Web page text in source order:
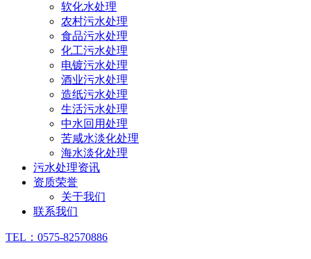
软化水处理
农村污水处理
食品污水处理
化工污水处理
电镀污水处理
酒业污水处理
造纸污水处理
生活污水处理
中水回用处理
苦咸水淡化处理
海水淡化处理
污水处理资讯
资质荣誉
关于我们
联系我们
TEL：0575-82570886